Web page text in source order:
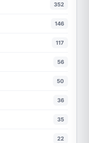
352
146
117
56
50
36
35
22